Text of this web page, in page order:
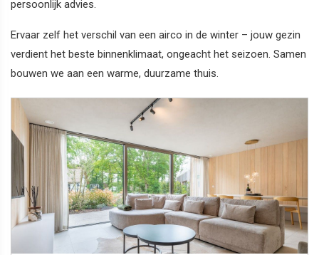
persoonlijk advies.
Ervaar zelf het verschil van een airco in de winter – jouw gezin
verdient het beste binnenklimaat, ongeacht het seizoen. Samen
bouwen we aan een warme, duurzame thuis.